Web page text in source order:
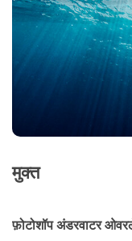
मुक्त
फ़ोटोशॉप अंडरवाटर